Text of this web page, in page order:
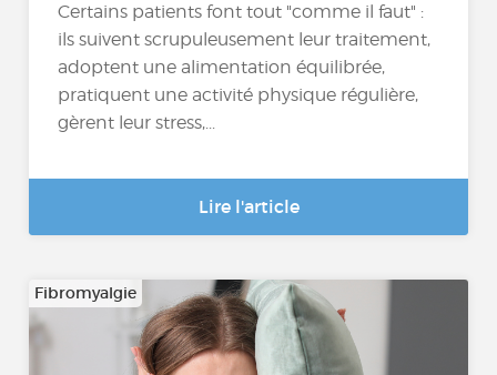
Certains patients font tout "comme il faut" :
ils suivent scrupuleusement leur traitement,
adoptent une alimentation équilibrée,
pratiquent une activité physique régulière,
gèrent leur stress,...
Lire l'article
Fibromyalgie